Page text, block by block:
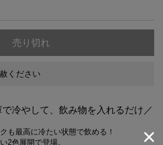
売り切れ
ください
冷やして、飲み物を入れるだけ／
も最高に冷たい状態で飲める！
2色展開で登場。